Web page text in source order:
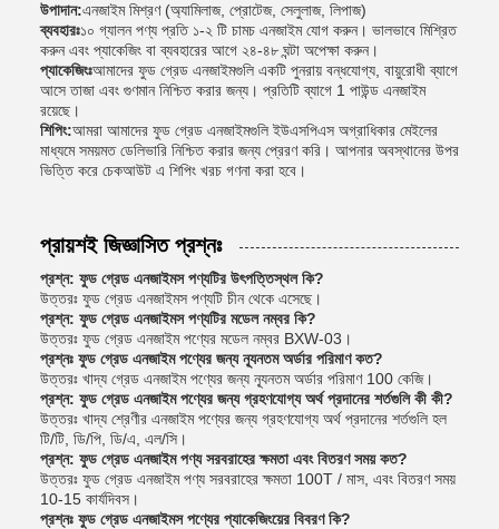
উপাদান:এনজাইম মিশ্রণ (অ্যামিলাজ, প্রোটেজ, সেলুলাজ, লিপাজ)
ব্যবহারঃ১০ গ্যালন পণ্য প্রতি ১-২ টি চামচ এনজাইম যোগ করুন। ভালভাবে মিশ্রিত
করুন এবং প্যাকেজিং বা ব্যবহারের আগে ২৪-৪৮ ঘন্টা অপেক্ষা করুন।
প্যাকেজিংঃআমাদের ফুড গ্রেড এনজাইমগুলি একটি পুনরায় বন্ধযোগ্য, বায়ুরোধী ব্যাগে
আসে তাজা এবং গুণমান নিশ্চিত করার জন্য। প্রতিটি ব্যাগে 1 পাউন্ড এনজাইম
রয়েছে।
শিপিং:আমরা আমাদের ফুড গ্রেড এনজাইমগুলি ইউএসপিএস অগ্রাধিকার মেইলের
মাধ্যমে সময়মত ডেলিভারি নিশ্চিত করার জন্য প্রেরণ করি। আপনার অবস্থানের উপর
ভিত্তি করে চেকআউট এ শিপিং খরচ গণনা করা হবে।
প্রায়শই জিজ্ঞাসিত প্রশ্নঃ
প্রশ্ন: ফুড গ্রেড এনজাইমস পণ্যটির উৎপত্তিস্থল কি?
উত্তরঃ ফুড গ্রেড এনজাইমস পণ্যটি চীন থেকে এসেছে।
প্রশ্ন: ফুড গ্রেড এনজাইমস পণ্যটির মডেল নম্বর কি?
উত্তরঃ ফুড গ্রেড এনজাইম পণ্যের মডেল নম্বর BXW-03।
প্রশ্নঃ ফুড গ্রেড এনজাইম পণ্যের জন্য ন্যূনতম অর্ডার পরিমাণ কত?
উত্তরঃ খাদ্য গ্রেড এনজাইম পণ্যের জন্য ন্যূনতম অর্ডার পরিমাণ 100 কেজি।
প্রশ্ন: ফুড গ্রেড এনজাইম পণ্যের জন্য গ্রহণযোগ্য অর্থ প্রদানের শর্তগুলি কী কী?
উত্তরঃ খাদ্য শ্রেণীর এনজাইম পণ্যের জন্য গ্রহণযোগ্য অর্থ প্রদানের শর্তগুলি হল
টি/টি, ডি/পি, ডি/এ, এল/সি।
প্রশ্ন: ফুড গ্রেড এনজাইম পণ্য সরবরাহের ক্ষমতা এবং বিতরণ সময় কত?
উত্তরঃ ফুড গ্রেড এনজাইম পণ্য সরবরাহের ক্ষমতা 100T / মাস, এবং বিতরণ সময়
10-15 কার্যদিবস।
প্রশ্নঃ ফুড গ্রেড এনজাইমস পণ্যের প্যাকেজিংয়ের বিবরণ কি?